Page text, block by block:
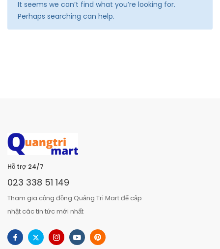
It seems we can’t find what you’re looking for.
Perhaps searching can help.
Hỗ trợ 24/7
023 338 51 149
Tham gia cộng đồng Quảng Trị Mart để cập
nhật các tin tức mới nhất